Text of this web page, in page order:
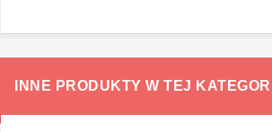
INNE PRODUKTY W TEJ KATEGORII